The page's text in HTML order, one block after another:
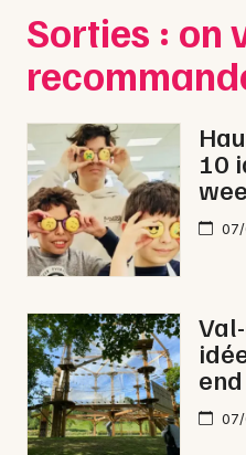
Sorties : on
10
end